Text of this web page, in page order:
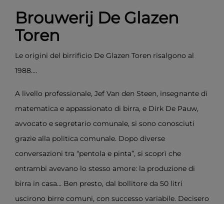
Brouwerij De Glazen
Toren
Le origini del birrificio De Glazen Toren risalgono al
1988....
A livello professionale, Jef Van den Steen, insegnante di
matematica e appassionato di birra, e Dirk De Pauw,
avvocato e segretario comunale, si sono conosciuti
grazie alla politica comunale. Dopo diverse
conversazioni tra “pentola e pinta”, si scoprì che
entrambi avevano lo stesso amore: la produzione di
birra in casa... Ben presto, dal bollitore da 50 litri
uscirono birre comuni, con successo variabile. Decisero